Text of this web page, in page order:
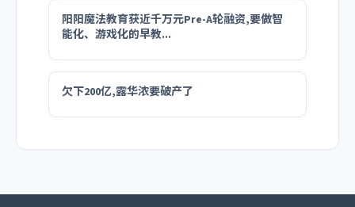
阳阳魔法教育获近千万元Pre-A轮融资,要做智
能化、游戏化的早教...
欠下200亿,露华浓要破产了